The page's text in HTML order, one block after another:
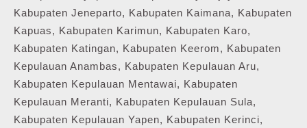
Kabupaten Jeneparto, Kabupaten Kaimana, Kabupaten
Kapuas, Kabupaten Karimun, Kabupaten Karo,
Kabupaten Katingan, Kabupaten Keerom, Kabupaten
Kepulauan Anambas, Kabupaten Kepulauan Aru,
Kabupaten Kepulauan Mentawai, Kabupaten
Kepulauan Meranti, Kabupaten Kepulauan Sula,
Kabupaten Kepulauan Yapen, Kabupaten Kerinci,